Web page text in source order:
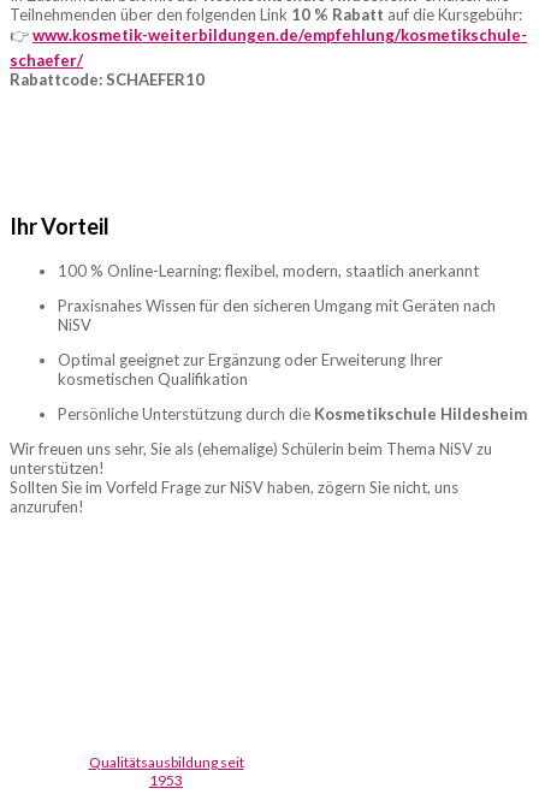
Teilnehmenden über den folgenden Link 10 % Rabatt auf die Kursgebühr:
👉www.kosmetik-weiterbildungen.de/empfehlung/kosmetikschule-
schaefer/
Rabattcode:SCHAEFER10
Ihr Vorteil
100 % Online-Learning: flexibel, modern, staatlich anerkannt
Praxisnahes Wissen für den sicheren Umgang mit Geräten nach
NiSV
Optimal geeignet zur Ergänzung oder Erweiterung Ihrer
kosmetischen Qualifikation
Persönliche Unterstützung durch die Kosmetikschule Hildesheim
Wir freuen uns sehr, Sie als (ehemalige) Schülerin beim Thema NiSV zu
unterstützen!
Sollten Sie im Vorfeld Frage zur NiSV haben, zögern Sie nicht, uns
anzurufen!
Qualitätsausbildung seit
1953